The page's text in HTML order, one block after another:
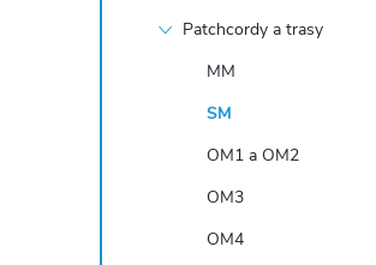
Patchcordy a trasy
MM
SM
OM1 a OM2
OM3
OM4